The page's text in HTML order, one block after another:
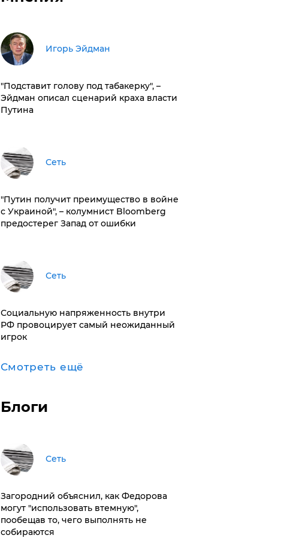
Игорь Эйдман
​"Подставит голову под табакерку", –
Эйдман описал сценарий краха власти
Путина
Сеть
"Путин получит преимущество в войне
с Украиной", – колумнист Bloomberg
предостерег Запад от ошибки
Сеть
Социальную напряженность внутри
РФ провоцирует самый неожиданный
игрок
Смотреть ещё
Блоги
Сеть
Загородний объяснил, как Федорова
могут "использовать втемную",
пообещав то, чего выполнять не
собираются